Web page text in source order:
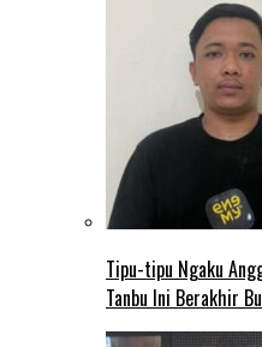
Tipu-tipu Ngaku
Tanbu Ini Berakhir